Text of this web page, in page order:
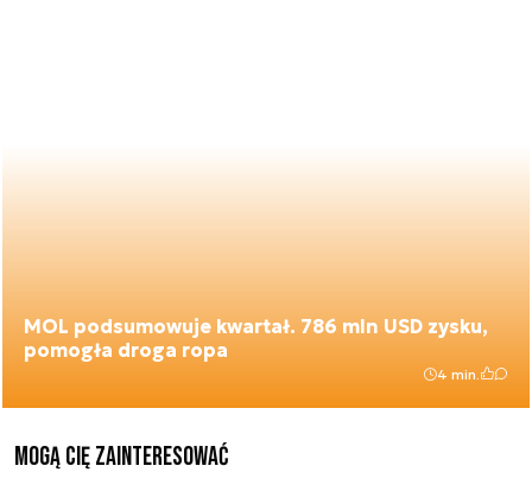
MOL podsumowuje kwartał. 786 mln USD zysku,
pomogła droga ropa
4 min.
Mogą Cię zainteresować